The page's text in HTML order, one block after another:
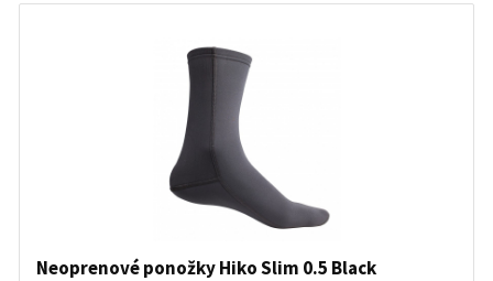
Neoprenové ponožky Hiko Slim 0.5 Black